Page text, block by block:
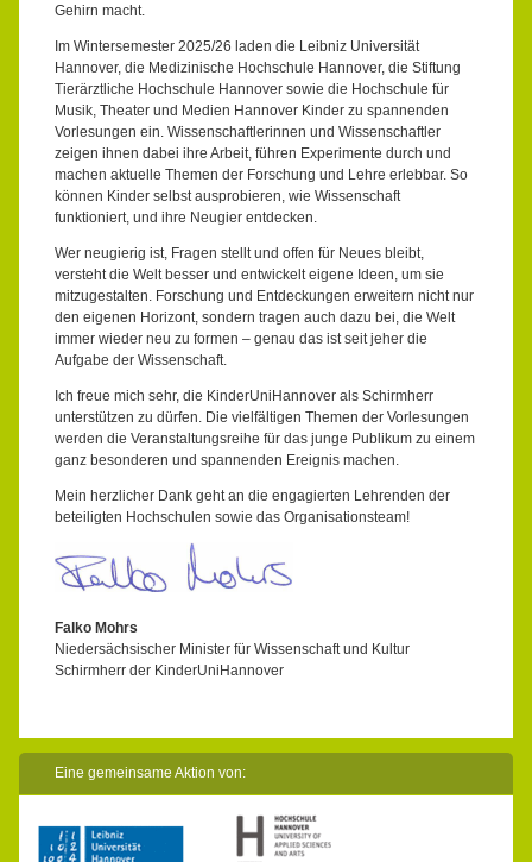
Gehirn macht.
Im Wintersemester 2025/26 laden die Leibniz Universität
Hannover, die Medizinische Hochschule Hannover, die Stiftung
Tierärztliche Hochschule Hannover sowie die Hochschule für
Musik, Theater und Medien Hannover Kinder zu spannenden
Vorlesungen ein. Wissenschaftlerinnen und Wissenschaftler
zeigen ihnen dabei ihre Arbeit, führen Experimente durch und
machen aktuelle Themen der Forschung und Lehre erlebbar. So
können Kinder selbst ausprobieren, wie Wissenschaft
funktioniert, und ihre Neugier entdecken.
Wer neugierig ist, Fragen stellt und offen für Neues bleibt,
versteht die Welt besser und entwickelt eigene Ideen, um sie
mitzugestalten. Forschung und Entdeckungen erweitern nicht nur
den eigenen Horizont, sondern tragen auch dazu bei, die Welt
immer wieder neu zu formen – genau das ist seit jeher die
Aufgabe der Wissenschaft.
Ich freue mich sehr, die KinderUniHannover als Schirmherr
unterstützen zu dürfen. Die vielfältigen Themen der Vorlesungen
werden die Veranstaltungsreihe für das junge Publikum zu einem
ganz besonderen und spannenden Ereignis machen.
Mein herzlicher Dank geht an die engagierten Lehrenden der
beteiligten Hochschulen sowie das Organisationsteam!
Falko Mohrs
Niedersächsischer Minister für Wissenschaft und Kultur
Schirmherr der KinderUniHannover
Eine gemeinsame Aktion von: